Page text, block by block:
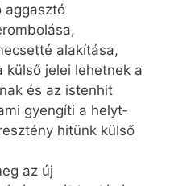
aggasztó
alakítása,
jelei lehetnek a
és az istenhit
gyengíti a helyt­
hitünk külső
az új